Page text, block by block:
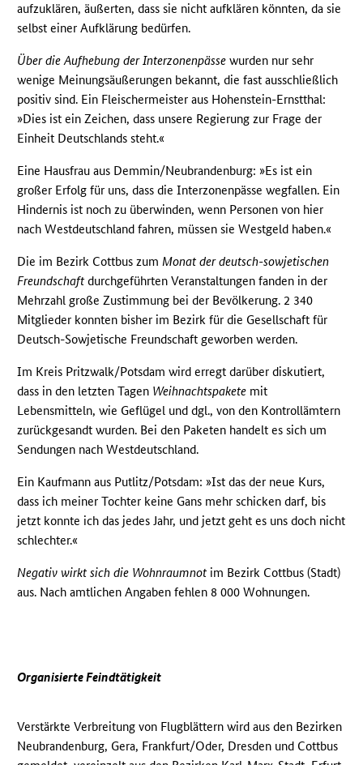
aufzuklären, äußerten, dass sie nicht aufklären könnten, da sie
selbst einer Aufklärung bedürfen.
Über die Aufhebung der Interzonenpässe wurden nur sehr
wenige Meinungsäußerungen bekannt, die fast ausschließlich
positiv sind. Ein Fleischermeister aus Hohenstein-Ernstthal:
»Dies ist ein Zeichen, dass unsere Regierung zur Frage der
Einheit Deutschlands steht.«
Eine Hausfrau aus Demmin/Neubrandenburg: »Es ist ein
großer Erfolg für uns, dass die Interzonenpässe wegfallen. Ein
Hindernis ist noch zu überwinden, wenn Personen von hier
nach Westdeutschland fahren, müssen sie Westgeld haben.«
Die im Bezirk Cottbus zumMonat der deutsch-sowjetischen
Freundschaft durchgeführten Veranstaltungen fanden in der
Mehrzahl große Zustimmung bei der Bevölkerung. 2 340
Mitglieder konnten bisher im Bezirk für die Gesellschaft für
Deutsch-Sowjetische Freundschaft geworben werden.
Im Kreis Pritzwalk/Potsdam wird erregt darüber diskutiert,
dass in den letzten Tagen Weihnachtspakete mit
Lebensmitteln, wie Geflügel und dgl., von den Kontrollämtern
zurückgesandt wurden. Bei den Paketen handelt es sich um
Sendungen nach Westdeutschland.
Ein Kaufmann aus Putlitz/Potsdam: »Ist das der neue Kurs,
dass ich meiner Tochter keine Gans mehr schicken darf, bis
jetzt konnte ich das jedes Jahr, und jetzt geht es uns doch nicht
schlechter.«
Negativ wirkt sich die Wohnraumnot im Bezirk Cottbus (Stadt)
aus. Nach amtlichen Angaben fehlen 8 000 Wohnungen.
Organisierte Feindtätigkeit
Verstärkte Verbreitung von Flugblättern wird aus den Bezirken
Neubrandenburg, Gera, Frankfurt/Oder, Dresden und Cottbus